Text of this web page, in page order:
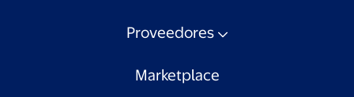
Proveedores
Marketplace